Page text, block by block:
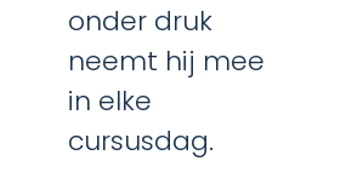
onder druk
neemt hij mee
in elke
cursusdag.